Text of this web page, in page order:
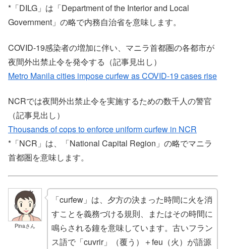
*「DILG」は「Department of the Interior and Local
Government」の略で内務自治省を意味します。
COVID-19感染者の増加に伴い、マニラ首都圏の各都市が
夜間外出禁止令を発令する（記事見出し）
Metro Manila cities impose curfew as COVID-19 cases rise
NCRでは夜間外出禁止令を実施するための数千人の警官
（記事見出し）
Thousands of cops to enforce uniform curfew in NCR
*「NCR」は、「National Capital Region」の略でマニラ
首都圏を意味します。
Pinaさん
「curfew」は、夕方の決まった時間に火を消
すことを義務づける規則、またはその時間に
鳴らされる鐘を意味しています。古いフラン
ス語で「cuvrir」（覆う）＋feu（火）が語源